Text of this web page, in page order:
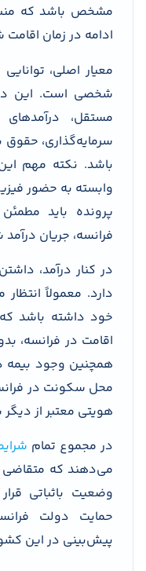
مشخص باشد که
ادامه در زمان
معیار اصلی،
شخصی است. این
مستقل، درآمدهای
سرمایه‌گذاری، حقوق
باشد. نکته مهم
وابسته به حضور
پرونده باید
فرانسه، جریان
در کنار درآمد،
دارد. معمولاً
خود داشته باشد
اقامت در فرانسه،
همچنین وجود بیمه
محل سکونت در
هویتی معتبر از
در مجموع تمام
می‌دهند که متقاضی
وضعیت باثباتی
حمایت دولت
پیش‌بینی در این